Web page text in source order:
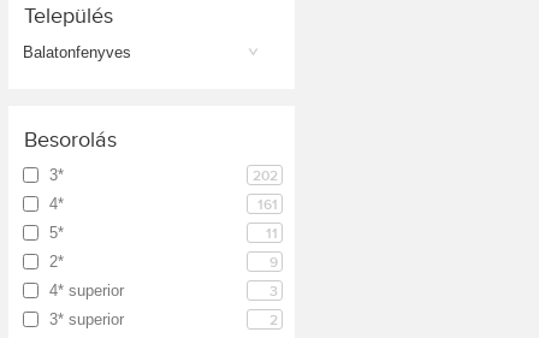
Település
Balatonfenyves
Besorolás
3*
202
4*
161
5*
11
2*
9
4* superior
3
3* superior
2